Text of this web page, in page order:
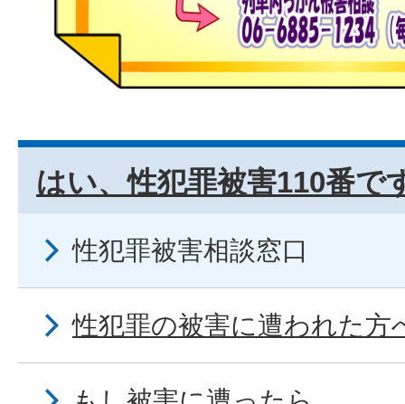
はい、性犯罪被害110番で
性犯罪被害相談窓口
性犯罪の被害に遭われた方